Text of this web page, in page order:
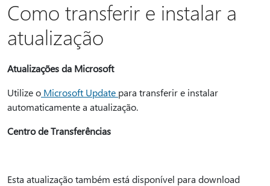
Como transferir e instalar a
atualização
Atualizações da Microsoft
Utilize o Microsoft Update para transferir e instalar
automaticamente a atualização.
Centro de Transferências
Esta atualização também está disponível para download